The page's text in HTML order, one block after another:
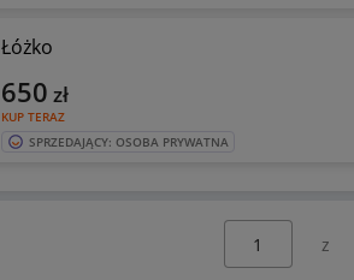
Łóżko
KUP TERAZ
650 zł
SPRZEDAJĄCY: OSOBA PRYWATNA
z